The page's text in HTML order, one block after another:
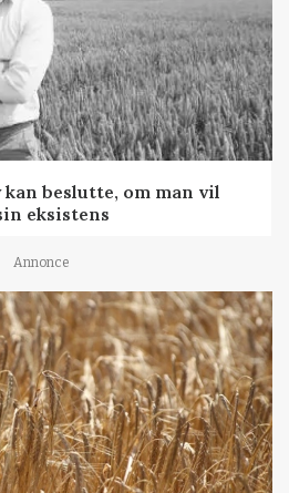
beslutte, om man vil
eksistens
Annonce